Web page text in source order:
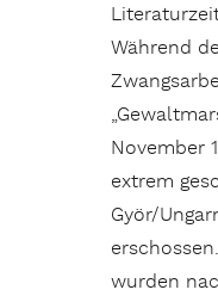
Während
November
extrem
Györ/
wurden